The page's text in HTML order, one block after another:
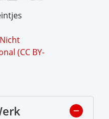
(CC BY-